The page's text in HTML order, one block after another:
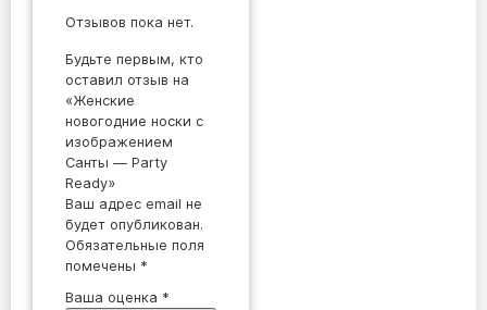
Отзывов пока нет.
Будьте первым, кто
оставил отзыв на
«Женские
новогодние носки с
изображением
Санты — Party
Ready»
Ваш адрес email не
будет опубликован.
Обязательные поля
помечены *
Ваша оценка *